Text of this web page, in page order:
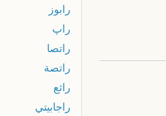
رابوز
راپ
راتصا
راتصة
راثع
راجابيتي